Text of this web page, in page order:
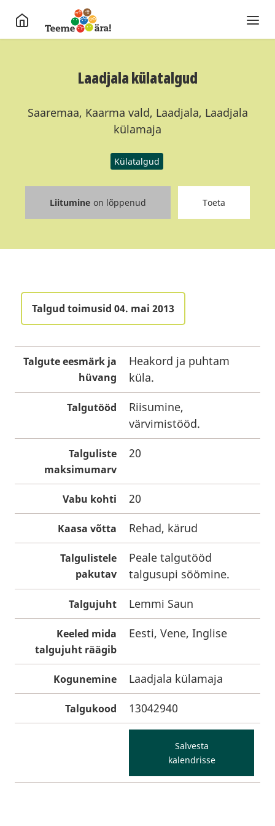
Laadjala külatalgud
Saaremaa, Kaarma vald, Laadjala, Laadjala
külamaja
Külatalgud
Liitumine on lõppenud Toeta
Talgud toimusid 04. mai 2013
Talgute eesmärk ja
hüvang
Heakord ja puhtam
küla.
Talgutööd
Riisumine,
värvimistööd.
Talguliste
maksimumarv
20
Vabu kohti 20
Kaasa võtta Rehad, kärud
Talgulistele
pakutav
Peale talgutööd
talgusupi söömine.
Talgujuht Lemmi Saun
Keeled mida
talgujuht räägib
Eesti, Vene, Inglise
Kogunemine Laadjala külamaja
Talgukood 13042940
Salvesta
kalendrisse